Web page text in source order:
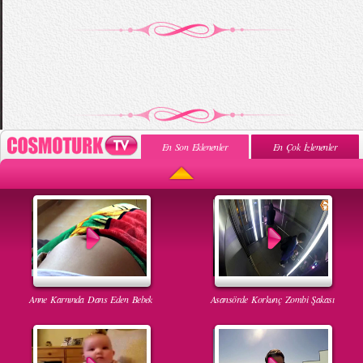
En Son Eklenenler En Çok İzlenenler
Anne Karnında Dans Eden Bebek Asansörde Korkunç Zombi Şakası